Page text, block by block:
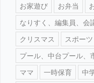
お家遊び
お弁当
なりすく、編集員、会
クリスマス
スポーツ
プール、中台プール、
ママ
一時保育 中